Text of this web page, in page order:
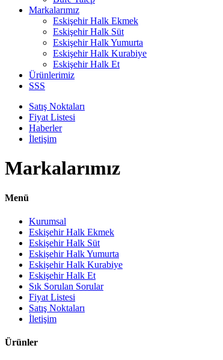
Markalarımız
Eskişehir Halk Ekmek
Eskişehir Halk Süt
Eskişehir Halk Yumurta
Eskişehir Halk Kurabiye
Eskişehir Halk Et
Ürünlerimiz
SSS
Satış Noktaları
Fiyat Listesi
Haberler
İletişim
Markalarımız
Menü
Kurumsal
Eskişehir Halk Ekmek
Eskişehir Halk Süt
Eskişehir Halk Yumurta
Eskişehir Halk Kurabiye
Eskişehir Halk Et
Sık Sorulan Sorular
Fiyat Listesi
Satış Noktaları
İletişim
Ürünler